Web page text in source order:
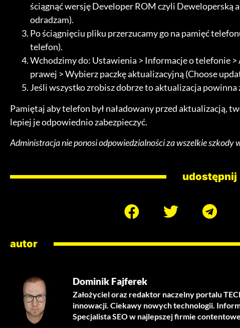
ściągnąć wersję Developer ROM czyli Deweloperską
odradzam).
Po ściągnięciu pliku przerzucamy go na pamięć
telefon).
Wchodzimy do: Ustawienia > Informacje o telefonie
prawej > Wybierz paczkę aktualizacyjną (Choose
Jeśli wszystko zrobisz dobrze to aktualizacja powinna
Pamiętaj aby telefon był naładowany przed aktualizacją,
lepiej je odpowiednio zabezpieczyć.
Administracja nie ponosi odpowiedzialności za wszelkie szkody
udostępnij
autor
Dominik Fajferek
Założyciel oraz redaktor naczelny portalu
innowacji. Ciekawy nowych technologii.
Specjalista SEO w najlepszej firmie